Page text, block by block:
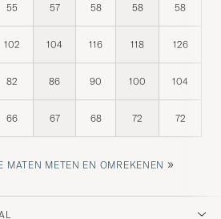
55 57 58 58 58
102 104 116 118 126
82 86 90 100 104
66 67 68 72 72
MATEN METEN EN OMREKENEN »